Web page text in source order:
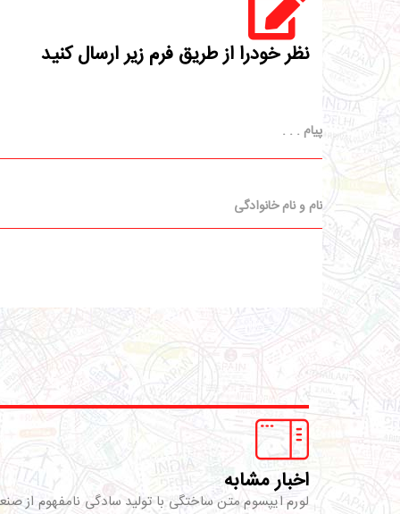
نظر خودرا از طریق فرم زیر ارسال کنید
اخبار مشابه
لورم ایپسوم متن ساختگی با تولید سادگی نامفهوم از